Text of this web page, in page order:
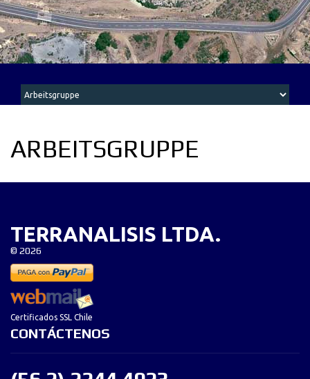
ARBEITSGRUPPE
TERRANALISIS LTDA.
© 2026
Certificados SSL Chile
CONTÁCTENOS